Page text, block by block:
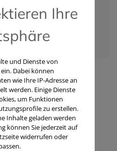
& HOTELLERIE
RAUMLUFTTECHNIK
Ihre
und Dienste von
Dabei können
wie Ihre IP-Adresse an
werden. Einige Dienste
um Funktionen
zu erstellen.
Inhalte geladen werden
können Sie jederzeit auf
widerrufen oder